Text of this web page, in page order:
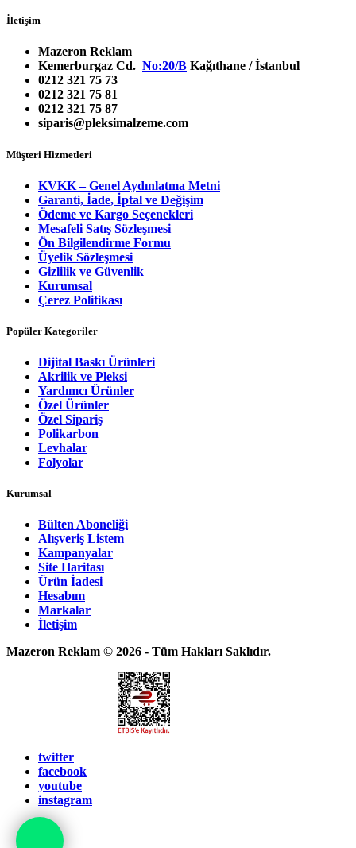
İletişim
Mazeron Reklam
Kemerburgaz Cd. No:20/B Kağıthane / İstanbul
0212 321 75 73
0212 321 75 81
0212 321 75 87
siparis@pleksimalzeme.com
Müşteri Hizmetleri
KVKK – Genel Aydınlatma Metni
Garanti, İade, İptal ve Değişim
Ödeme ve Kargo Seçenekleri
Mesafeli Satış Sözleşmesi
Ön Bilgilendirme Formu
Üyelik Sözleşmesi
Gizlilik ve Güvenlik
Kurumsal
Çerez Politikası
Popüler Kategoriler
Dijital Baskı Ürünleri
Akrilik ve Pleksi
Yardımcı Ürünler
Özel Ürünler
Özel Sipariş
Polikarbon
Levhalar
Folyolar
Kurumsal
Bülten Aboneliği
Alışveriş Listem
Kampanyalar
Site Haritası
Ürün İadesi
Hesabım
Markalar
İletişim
Mazeron Reklam © 2026 - Tüm Hakları Saklıdır.
twitter
facebook
youtube
instagram